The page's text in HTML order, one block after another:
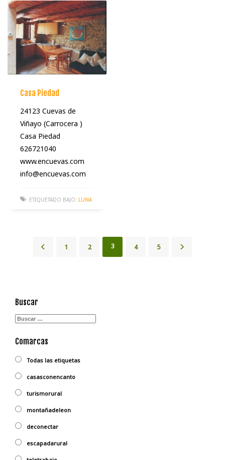
Casa Piedad
24123 Cuevas de
Viñayo (Carrocera )
Casa Piedad
626721040
www.encuevas.com
info@encuevas.com
ETIQUETADO BAJO: LUNA
1 2 3 4 5
Buscar
Comarcas
Todas las etiquetas
casasconencanto
turismorural
montañadeleon
deconectar
escapadarural